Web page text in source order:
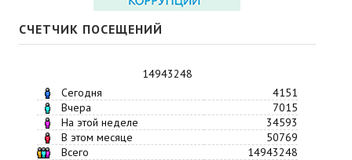
СЧЕТЧИК ПОСЕЩЕНИЙ
14943248
Сегодня
4151
Вчера
7015
На этой неделе
34593
В этом месяце
50769
Всего
14943248